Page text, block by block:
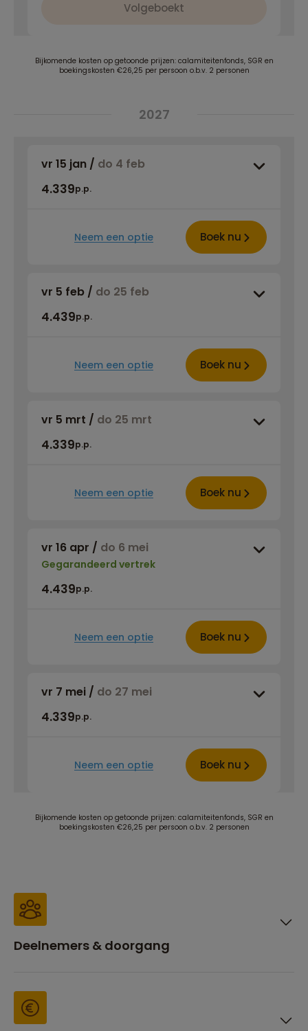
Volgeboekt
Bijkomende kosten op getoonde prijzen: calamiteitenfonds, SGR en
boekingskosten €26,25 per persoon o.b.v. 2 personen
2027
vr 15 jan / do 4 feb
4.339p.p.
Neem een optie Boek nu
vr 5 feb / do 25 feb
4.439p.p.
Neem een optie Boek nu
vr 5 mrt / do 25 mrt
4.339p.p.
Neem een optie Boek nu
vr 16 apr / do 6 mei
Gegarandeerd vertrek
4.439p.p.
Neem een optie Boek nu
vr 7 mei / do 27 mei
4.339p.p.
Neem een optie Boek nu
Bijkomende kosten op getoonde prijzen: calamiteitenfonds, SGR en
boekingskosten €26,25 per persoon o.b.v. 2 personen
Deelnemers & doorgang